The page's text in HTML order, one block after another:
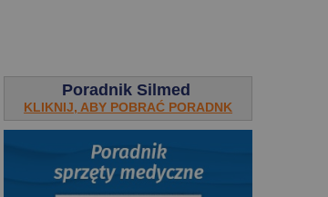
Poradnik Silmed
KLIKNIJ, ABY POBRAĆ PORADNK